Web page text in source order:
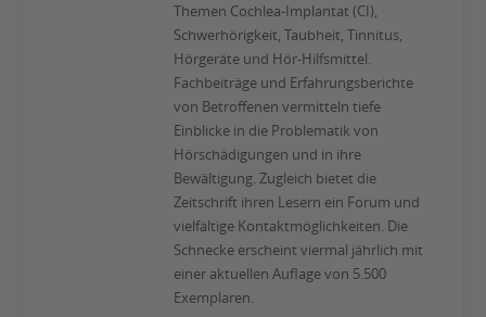
Themen Cochlea-Implantat (CI),
Schwerhörigkeit, Taubheit, Tinnitus,
Hörgeräte und Hör-Hilfsmittel.
Fachbeiträge und Erfahrungsberichte
von Betroffenen vermitteln tiefe
Einblicke in die Problematik von
Hörschädigungen und in ihre
Bewältigung. Zugleich bietet die
Zeitschrift ihren Lesern ein Forum und
vielfältige Kontaktmöglichkeiten. Die
Schnecke erscheint viermal jährlich mit
einer aktuellen Auflage von 5.500
Exemplaren.